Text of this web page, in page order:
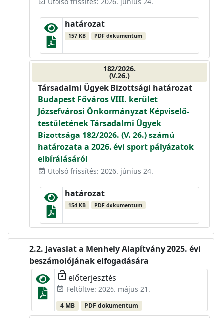
event_available
határozat
157 KB PDF dokumentum
182/2026.
(V.26.)
Társadalmi Ügyek Bizottsági határozat
Budapest Főváros VIII. kerület
Józsefvárosi Önkormányzat Képviselő-
testületének Társadalmi Ügyek
Bizottsága 182/2026. (V. 26.) számú
határozata a 2026. évi sport pályázatok
elbírálásáról
event_available Utolsó frissítés: 2026. június 24.
határozat
154 KB PDF dokumentum
Javaslat a Menhely Alapítvány 2025. évi
beszámolójának elfogadására
lock_open előterjesztés
event_available Feltöltve: 2026. május 21.
4 MB PDF dokumentum